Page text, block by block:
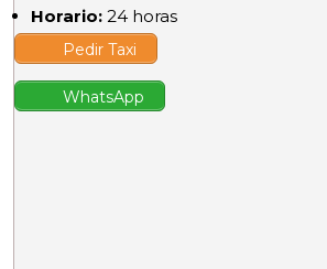
Horario: 24 horas
Pedir Taxi
WhatsApp